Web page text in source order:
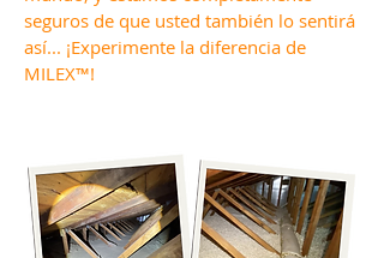
seguros de que usted también lo sentirá
así... ¡Experimente la diferencia de
MILEX™!